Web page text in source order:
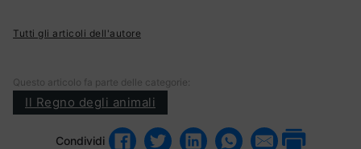
Tutti gli articoli dell'autore
Questo articolo fa parte delle categorie:
Il Regno degli animali
Condividi